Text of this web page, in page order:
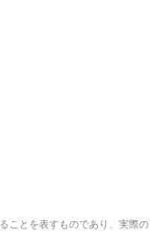
ことを表すものであり、実際の